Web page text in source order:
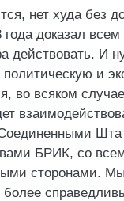
нет худа без
года доказал
действовать. И
и
во всяком
БРИК, со
сторонами.